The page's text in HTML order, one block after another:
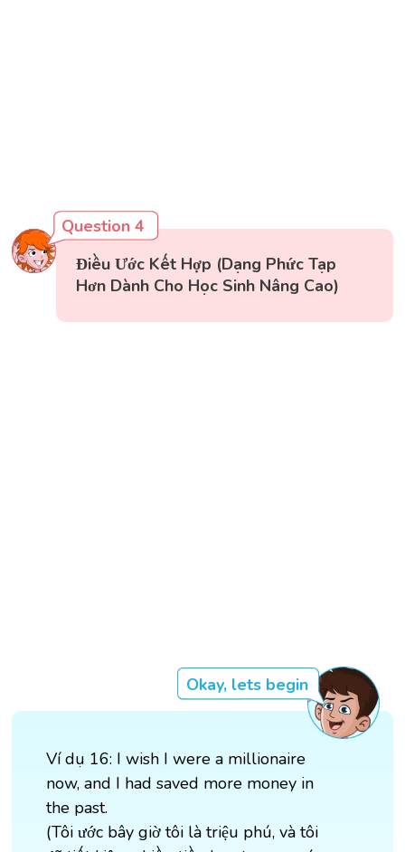
Question 4
Điều Ước Kết Hợp (Dạng Phức Tạp
Hơn Dành Cho Học Sinh Nâng Cao)
Okay, lets begin
Ví dụ 16: I wish I were a millionaire
now, and I had saved more money in
the past.
(Tôi ước bây giờ tôi là triệu phú, và tôi